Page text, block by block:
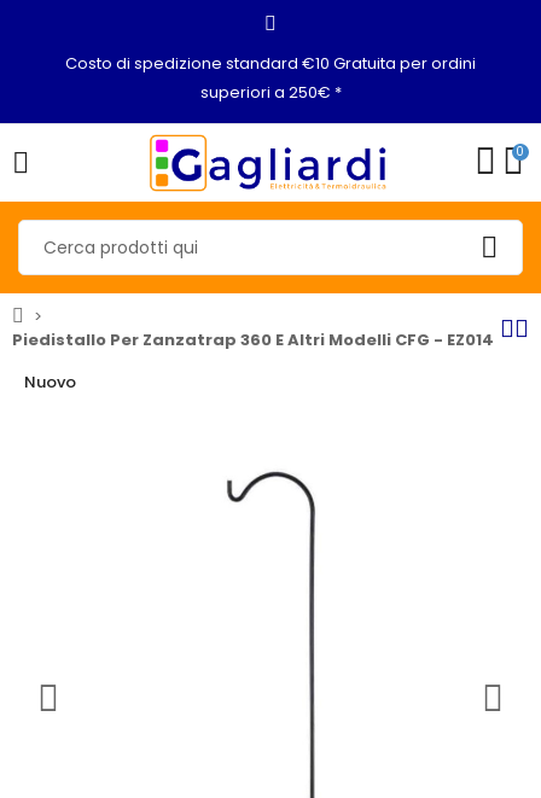
Costo di spedizione standard €10 Gratuita per ordini
superiori a 250€ *
0
Piedistallo Per Zanzatrap 360 E Altri Modelli CFG - EZ014
Nuovo